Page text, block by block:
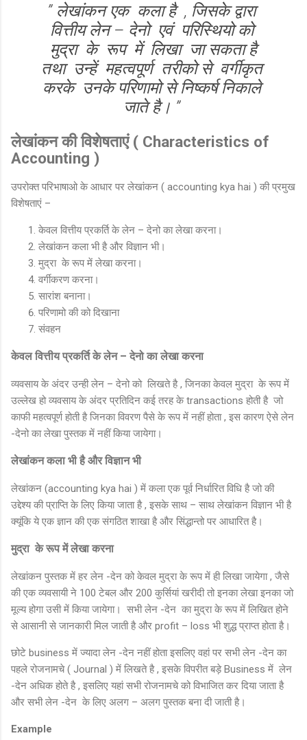
” लेखांकन एक कला है , जिसके द्वारा
वित्तीय लेन – देनो एवं परिस्थियो को
मुद्रा के रूप में लिखा जा सकता है
तथा उन्हें महत्वपूर्ण तरीको से वर्गीकृत
करके उनके परिणामो से निष्कर्ष निकाले
जाते है। ”
लेखांकन की विशेषताएं ( Characteristics of
Accounting )
उपरोक्त परिभाषाओ के आधार पर लेखांकन ( accounting kya hai ) की प्रमुख
विशेषताएं –
केवल वित्तीय प्रकर्ति के लेन – देनो का लेखा करना।
लेखांकन कला भी है और विज्ञान भी।
मुद्रा के रूप में लेखा करना।
वर्गीकरण करना।
सारांश बनाना।
परिणामो की को दिखाना
संवहन
केवल वित्तीय प्रकर्ति के लेन – देनो का लेखा करना
व्यवसाय के अंदर उन्ही लेन – देनो को लिखते है , जिनका केवल मुद्रा के रूप में
उल्लेख हो व्यवसाय के अंदर प्रतिदिन कई तरह के transactions होती है जो
काफी महत्वपूर्ण होती है जिनका विवरण पैसे के रूप में नहीं होता , इस कारण ऐसे लेन
-देनो का लेखा पुस्तक में नहीं किया जायेगा।
लेखांकन कला भी है और विज्ञान भी
लेखांकन (accounting kya hai ) में कला एक पूर्व निर्धारित विधि है जो की
उद्देश्य की प्राप्ति के लिए किया जाता है , इसके साथ – साथ लेखांकन विज्ञान भी है
क्यूंकि ये एक ज्ञान की एक संगठित शाखा है और सिंद्धान्तो पर आधारित है।
मुद्रा के रूप में लेखा करना
लेखांकन पुस्तक में हर लेन -देन को केवल मुद्रा के रूप में ही लिखा जायेगा , जैसे
की एक व्यवसायी ने 100 टेबल और 200 कुर्सियां खरीदी तो इनका लेखा इनका जो
मूल्य होगा उसी में किया जायेगा। सभी लेन -देन का मुद्रा के रूप में लिखित होने
से आसानी से जानकारी मिल जाती है और profit – loss भी शुद्ध प्राप्त होता है।
छोटे business में ज्यादा लेन -देन नहीं होता इसलिए वहां पर सभी लेन -देन का
पहले रोजनामचे ( Journal ) में लिखते है , इसके विपरीत बड़े Business में लेन
-देन अधिक होते है , इसलिए यहां सभी रोजनामचे को विभाजित कर दिया जाता है
और सभी लेन -देन के लिए अलग – अलग पुस्तक बना दी जाती है।
Example